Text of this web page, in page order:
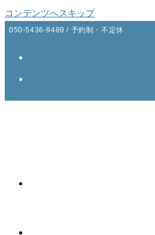
コンテンツへスキップ
050-5436-9489 / 予約制・不定休